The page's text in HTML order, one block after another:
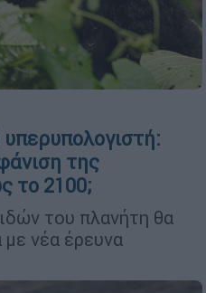
της
το 2100;
του πλανήτη θα
νέα έρευνα